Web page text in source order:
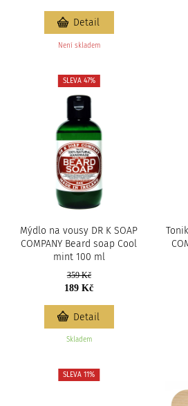
Není skladem
Detail
Mýdlo na vousy DR K SOAP
COMPANY Beard soap Cool
mint 100 ml
SLEVA 47%
359 Kč
189 Kč
Skladem
Detail
SLEVA 11%